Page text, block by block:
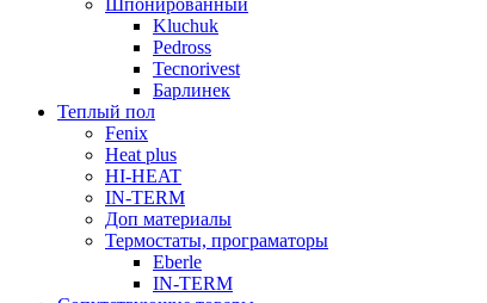
Kluchuk
Pedross
Tecnorivest
Барлинек
Теплый пол
Fenix
Heat plus
HI-HEAT
IN-TERM
Доп материалы
Термостаты, програматоры
Eberle
IN-TERM